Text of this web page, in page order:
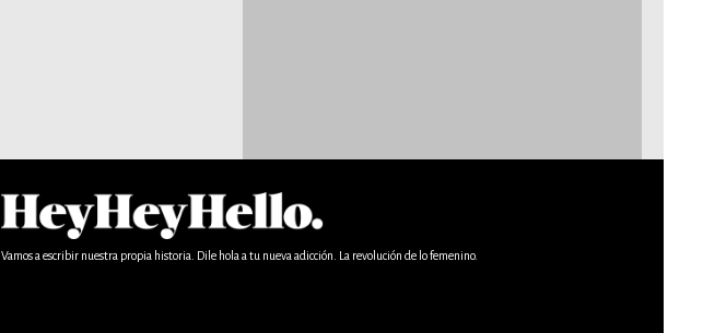
Vamos a escribir nuestra propia historia. Dile hola a tu nueva adicción. La revolución de lo femenino.